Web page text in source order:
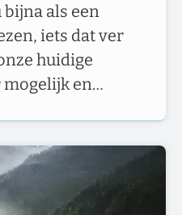
bijna als een
iets dat ver
huidige
en…